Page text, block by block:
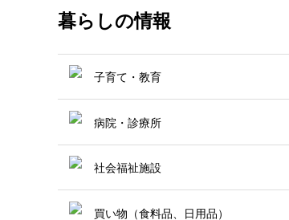
暮らしの情報
子育て・教育
病院・診療所
社会福祉施設
買い物（食料品、日用品）